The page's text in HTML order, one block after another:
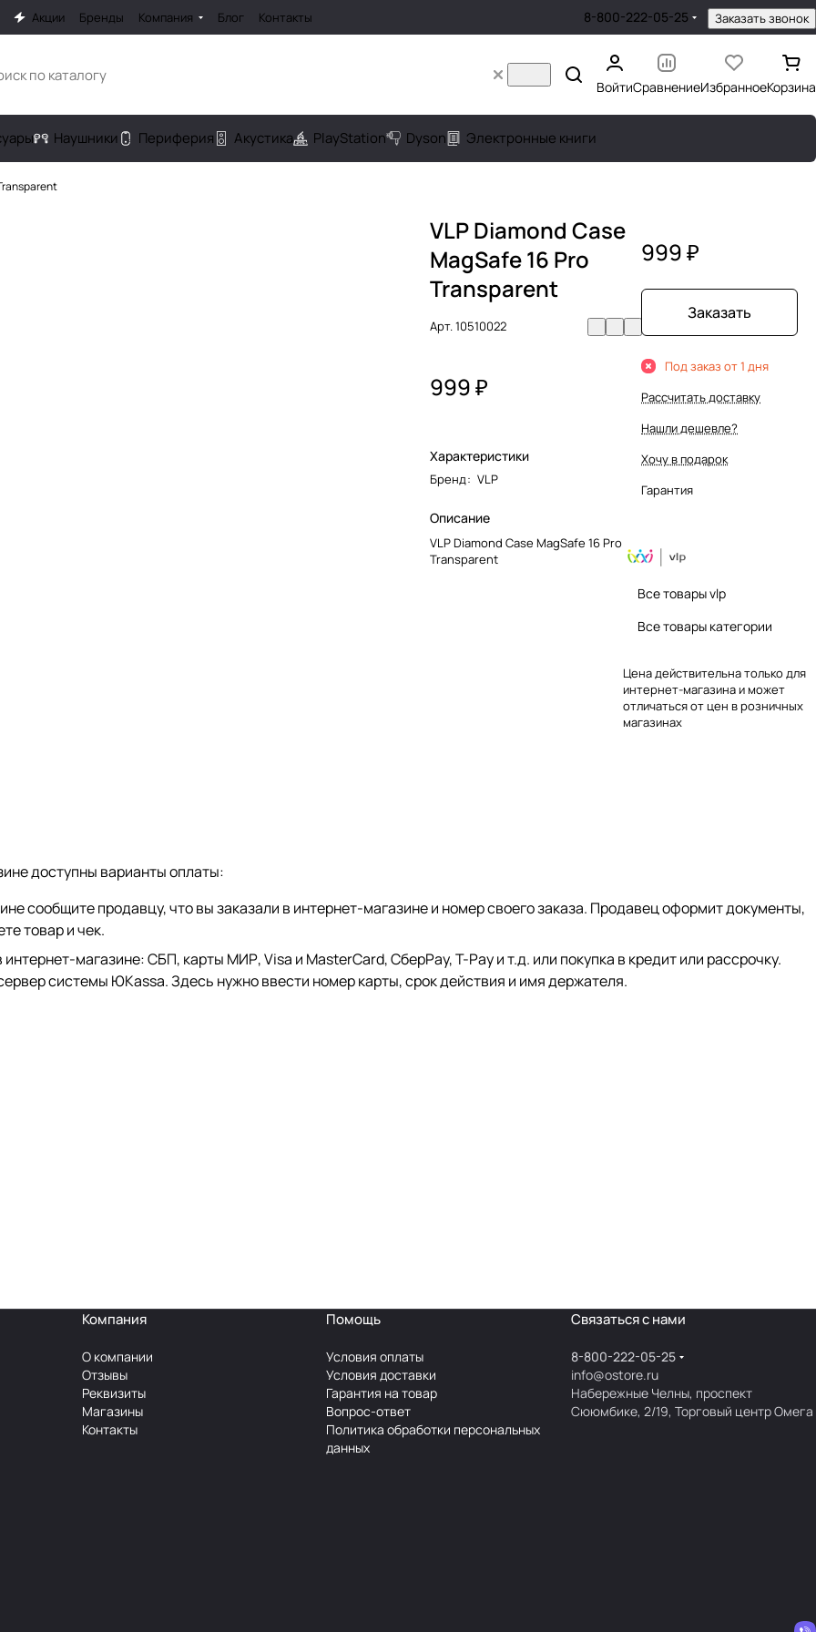
Акции Бренды Компания Блог Контакты 8-800-222-05-25 Заказать звонок
ВойтиСравнениеИзбранноеКорзина
Наушники Периферия Акустика PlayStation Dyson Электронные книги
VLP Diamond Case
MagSafe 16 Pro
Transparent
Арт.10510022
999 ₽
Характеристики
Бренд: VLP
Описание
VLP Diamond Case MagSafe 16 Pro
Transparent
999 ₽
Заказать
Под заказ от 1 дня
Рассчитать доставку
Нашли дешевле?
Хочу в подарок
Гарантия
Все товары vlp
Все товары категории
Цена действительна только для
интернет-магазина и может
отличаться от цен в розничных
магазинах
доступны варианты оплаты:
сообщите продавцу, что вы заказали в интернет-магазине и номер своего заказа. Продавец оформит документы,
товар и чек.
магазине: СБП, карты МИР, Visa и MasterCard, СберPay, Т-Pay и т.д. или покупка в кредит или рассрочку.
системы ЮKassa. Здесь нужно ввести номер карты, срок действия и имя держателя.
Компания
О компании
Отзывы
Реквизиты
Магазины
Контакты
Помощь
Условия оплаты
Условия доставки
Гарантия на товар
Вопрос-ответ
Политика обработки персональных
данных
Связаться с нами
8-800-222-05-25
info@ostore.ru
Набережные Челны, проспект
Сююмбике, 2/19, Торговый центр Омега